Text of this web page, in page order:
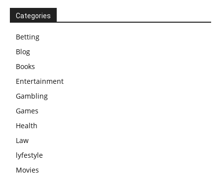
Categories
Betting
Blog
Books
Entertainment
Gambling
Games
Health
Law
lyfestyle
Movies